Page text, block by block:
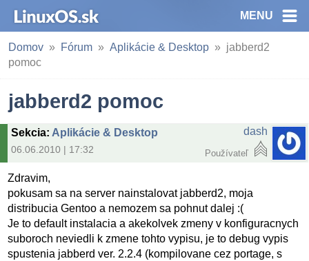
MENU
Domov Fórum Aplikácie & Desktop
jabberd2
pomoc
jabberd2 pomoc
Sekcia: Aplikácie & Desktop
06.06.2010 | 17:32
dash
Používateľ
Zdravim,
pokusam sa na server nainstalovat jabberd2, moja
distribucia Gentoo a nemozem sa pohnut dalej :(
Je to default instalacia a akekolvek zmeny v konfiguracnych
suboroch neviedli k zmene tohto vypisu, je to debug vypis
spustenia jabberd ver. 2.2.4 (kompilovane cez portage, s